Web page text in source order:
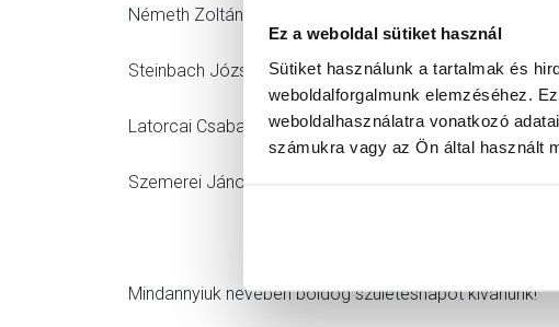
Ez a weboldal sütiket használ
Sütiket használunk a tartalmak és
weboldalforgalmunk elemzéséhez.
weboldalhasználatra vonatkozó
számukra vagy az Ön által használt
Németh Zoltán, a Győr-Moson-Sopron Megyei
Steinbach József református püspök, a Magyarországi
Latorcai Csaba az EMMI államtitkára
Szemerei János evangélikus püspök
Mindannyiuk nevében boldog születésnapot kívánunk!